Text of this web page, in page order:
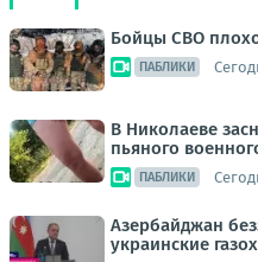
Бойцы СВО
ПАБЛИКИ
В Николаеве
пьяного
ПАБЛИКИ
Азербайджан
украинские